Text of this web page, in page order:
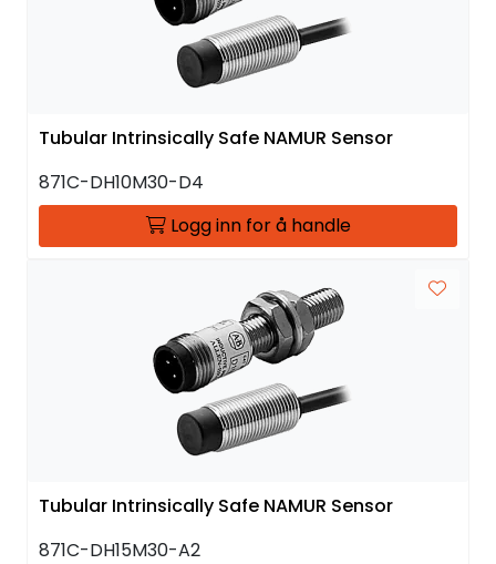
Tubular Intrinsically Safe NAMUR Sensor
871C-DH10M30-D4
Logg inn for å handle
Tubular Intrinsically Safe NAMUR Sensor
871C-DH15M30-A2